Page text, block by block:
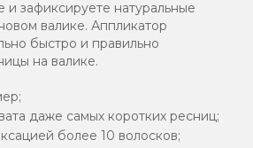
и зафиксируете натуральные
валике. Аппликатор
быстро и правильно
на валике.
даже самых коротких ресниц;
более 10 волосков;